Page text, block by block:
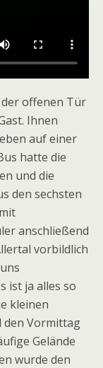
offenen Tür
Ihnen
auf einer
hatte die
und die
den sechsten
anschließend
vorbildlich
ist ja alles so
kleinen
den Vormittag
Gelände
wurde den